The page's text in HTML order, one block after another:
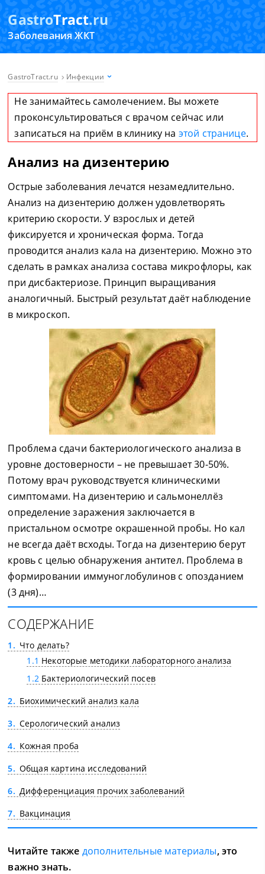
GastroTract.ru
Заболевания ЖКТ
GastroTract.ru Инфекции
Не занимайтесь самолечением. Вы можете
проконсультироваться с врачом сейчас или
записаться на приём в клинику на этой странице.
Анализ на дизентерию
Острые заболевания лечатся незамедлительно.
Анализ на дизентерию должен удовлетворять
критерию скорости. У взрослых и детей
фиксируется и хроническая форма. Тогда
проводится анализ кала на дизентерию. Можно это
сделать в рамках анализа состава микрофлоры, как
при дисбактериозе. Принцип выращивания
аналогичный. Быстрый результат даёт наблюдение
в микроскоп.
Проблема сдачи бактериологического анализа в
уровне достоверности – не превышает 30-50%.
Потому врач руководствуется клиническими
симптомами. На дизентерию и сальмонеллёз
определение заражения заключается в
пристальном осмотре окрашенной пробы. Но кал
не всегда даёт всходы. Тогда на дизентерию берут
кровь с целью обнаружения антител. Проблема в
формировании иммуноглобулинов с опозданием
(3 дня)…
СОДЕРЖАНИЕ
1
Что делать?
1.1 Некоторые методики лабораторного анализа
1.2Бактериологический посев
2
Биохимический анализ кала
3
Серологический анализ
4
Кожная проба
5
Общая картина исследований
6
Дифференциация прочих заболеваний
7
Вакцинация
Читайте также дополнительные материалы, это
важно знать.